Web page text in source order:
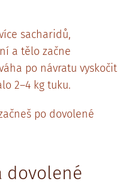
sacharidů,
a tělo začne
po návratu vyskočit
2–4 kg tuku.
po dovolené
dovolené